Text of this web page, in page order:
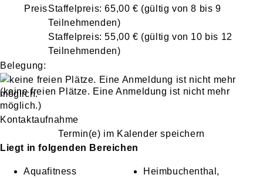
PreisStaffelpreis: 65,00 € (gültig von 8 bis 9
Teilnehmenden)
Staffelpreis: 55,00 € (gültig von 10 bis 12
Teilnehmenden)
Belegung:
(keine freien Plätze. Eine Anmeldung ist nicht mehr
möglich.)
Kontaktaufnahme
Termin(e) im Kalender speichern
Liegt in folgenden Bereichen
Aquafitness
Heimbuchenthal,